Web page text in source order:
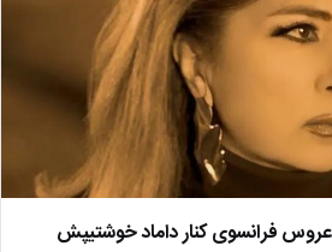
فرانسوی کنار داماد خوشتیپش